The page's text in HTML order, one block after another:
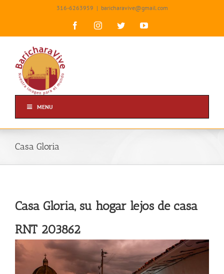
316-6263959 | baricharavive@gmail.com
FacebookInstagramTwitterYouTube
MENU
Casa Gloria
Casa Gloria, su hogar lejos de casa
RNT 203862